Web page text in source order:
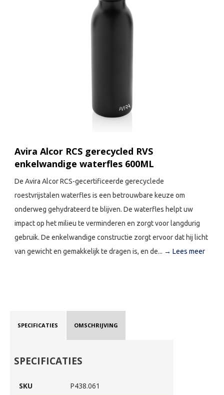
Avira Alcor RCS gerecycled RVS
enkelwandige waterfles 600ML
De Avira Alcor RCS-gecertificeerde gerecyclede
roestvrijstalen waterfles is een betrouwbare keuze om
onderweg gehydrateerd te blijven. De waterfles helpt uw
impact op het milieu te verminderen en zorgt voor langdurig
gebruik. De enkelwandige constructie zorgt ervoor dat hij licht
van gewicht en gemakkelijk te dragen is, en de... → Lees meer
SPECIFICATIES OMSCHRIJVING
SPECIFICATIES
SKU P438.061